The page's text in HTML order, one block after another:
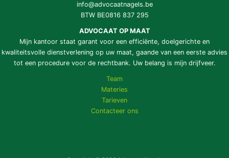
info@advocaatnagels.be
BTW BE0816 837 295
ADVOCAAT OP MAAT
Mijn kantoor staat garant voor een efficiënte, doelgerichte en
kwaliteitsvolle dienstverlening op uw maat, gaande van een eerste advies
tot een procedure voor de rechtbank. Uw belang is mijn drijfveer.
Team
Materies
Tarieven
Contacteer ons